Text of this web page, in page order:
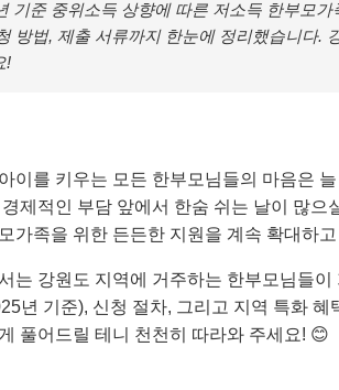
기준 중위소득 상향에 따른 저소득 한부모
방법, 제출 서류까지 한눈에 정리했습니다.
!
이를 키우는 모든 한부모님들의 마음은
제적인 부담 앞에서 한숨 쉬는 날이 많
가족을 위한 든든한 지원을 계속 확대하
는 강원도 지역에 거주하는 한부모님들이
년 기준), 신청 절차, 그리고 지역 특화
풀어드릴 테니 천천히 따라와 주세요! 😊